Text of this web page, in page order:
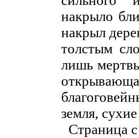
накрыло
накрыл
толстым
лишь
земля,
Страница